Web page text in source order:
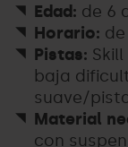
Edad: de 6
Horario: de
Pistas:
baja
suave/
Material
con